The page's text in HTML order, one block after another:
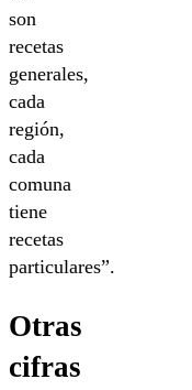
son
recetas
generales,
cada
región,
cada
comuna
tiene
recetas
particulares”.
Otras
cifras